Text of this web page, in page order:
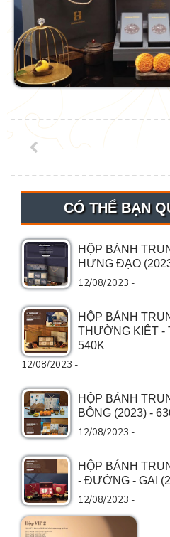
CÓ THỂ BẠN
HỘP BÁNH
HƯNG ĐẠO
12/08/2023 -
HỘP BÁNH
THƯỜNG KIỆT -
540K
12/08/2023 -
HỘP BÁNH
BÔNG (2023) -
12/08/2023 -
HỘP BÁNH
- ĐƯỜNG - GAI
12/08/2023 -